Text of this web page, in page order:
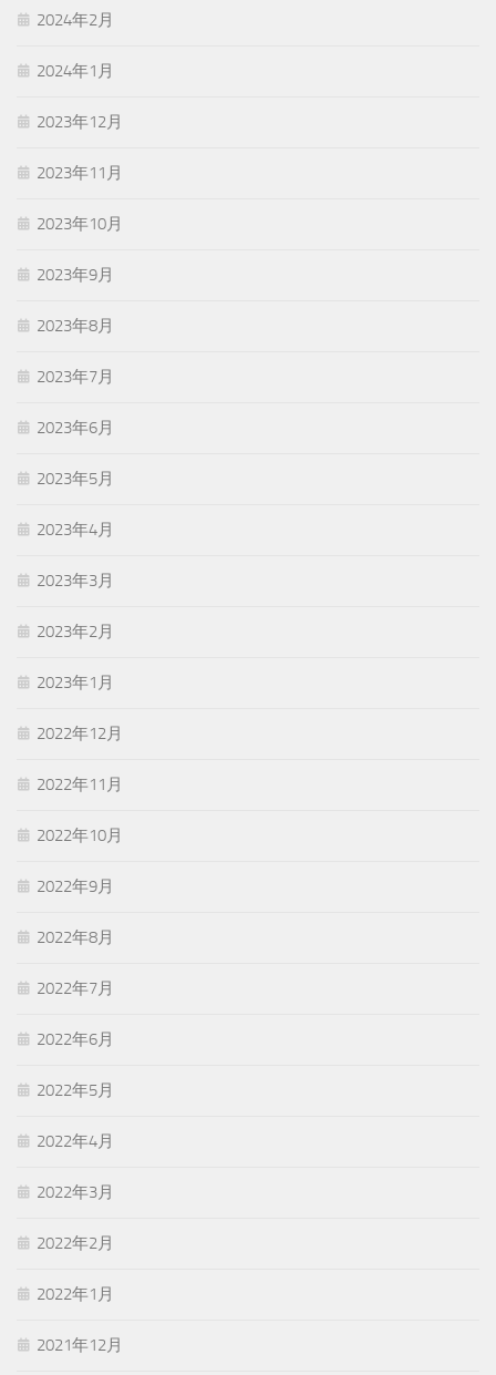
2024年2月
2024年1月
2023年12月
2023年11月
2023年10月
2023年9月
2023年8月
2023年7月
2023年6月
2023年5月
2023年4月
2023年3月
2023年2月
2023年1月
2022年12月
2022年11月
2022年10月
2022年9月
2022年8月
2022年7月
2022年6月
2022年5月
2022年4月
2022年3月
2022年2月
2022年1月
2021年12月